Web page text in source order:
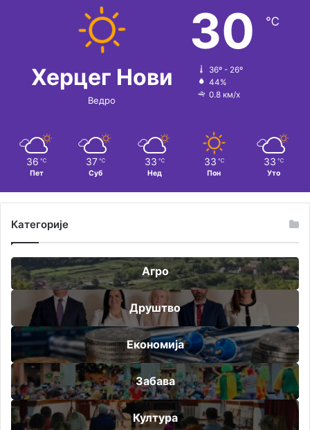
Херцег Нови
Ведро
30 ℃
36º - 26º
44%
0.8 км/х
36 ℃
Пет
37 ℃
Суб
33 ℃
Нед
33 ℃
Пон
33 ℃
Уто
Категорије
Агро
Друштво
Економија
Забава
Култура